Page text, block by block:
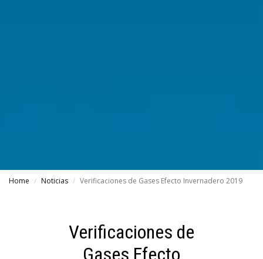
Home Noticias Verificaciones de Gases Efecto Invernadero 2019
Verificaciones de
Gases Efecto